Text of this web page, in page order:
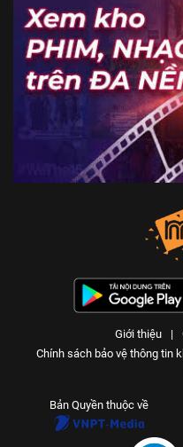
Giới thiệu |
Chính sách bảo vệ thông tin
Bản Quyền thuộc về